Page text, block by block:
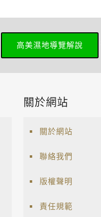
高美濕地導覽解說
關於網站
關於網站
聯絡我們
版權聲明
責任規範